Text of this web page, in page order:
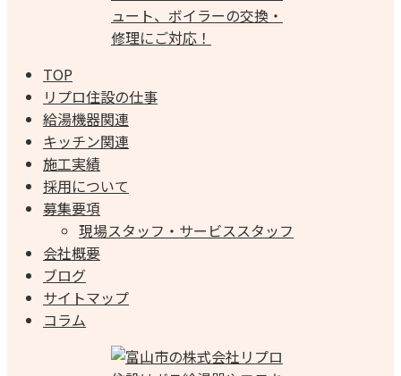
TOP
リプロ住設の仕事
給湯機器関連
キッチン関連
施工実績
採用について
募集要項
現場スタッフ・サービススタッフ
会社概要
ブログ
サイトマップ
コラム